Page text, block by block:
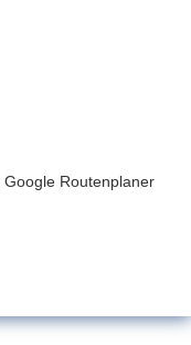
Routenplaner